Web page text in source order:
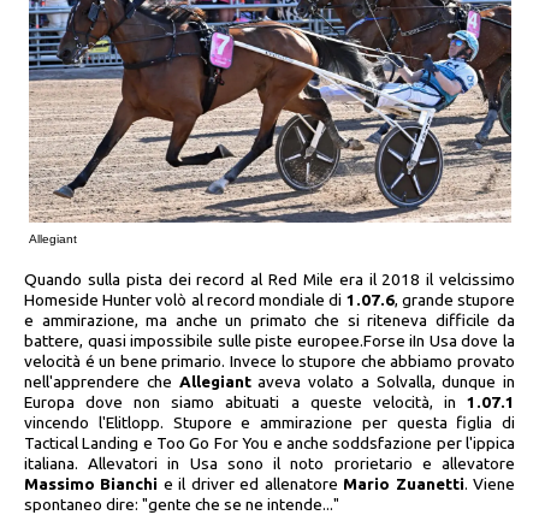
Allegiant
Quando sulla pista dei record al Red Mile era il 2018 il velcissimo
Homeside Hunter volò al record mondiale di 1.07.6, grande stupore
e ammirazione, ma anche un primato che si riteneva difficile da
battere, quasi impossibile sulle piste europee.Forse iIn Usa dove la
velocità é un bene primario. Invece lo stupore che abbiamo provato
nell'apprendere che Allegiantaveva volato a Solvalla, dunque in
Europa dove non siamo abituati a queste velocità, in 1.07.1
vincendo l'Elitlopp. Stupore e ammirazione per questa figlia di
Tactical Landing e Too Go For You e anche soddsfazione per l'ippica
italiana. Allevatori in Usa sono il noto prorietario e allevatore
Massimo Bianchi e il driver ed allenatore Mario Zuanetti. Viene
spontaneo dire: "gente che se ne intende..."